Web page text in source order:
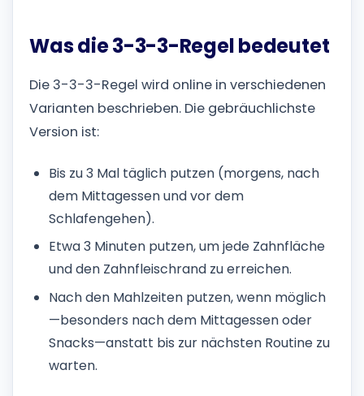
Was die 3-3-3-Regel bedeutet
Die 3-3-3-Regel wird online in verschiedenen
Varianten beschrieben. Die gebräuchlichste
Version ist:
Bis zu 3 Mal täglich putzen (morgens, nach
dem Mittagessen und vor dem
Schlafengehen).
Etwa 3 Minuten putzen, um jede Zahnfläche
und den Zahnfleischrand zu erreichen.
Nach den Mahlzeiten putzen, wenn möglich
—besonders nach dem Mittagessen oder
Snacks—anstatt bis zur nächsten Routine zu
warten.